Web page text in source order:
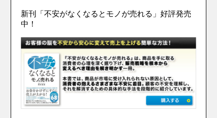
新刊「不安がなくなるとモノが売れる」好評発売
中！